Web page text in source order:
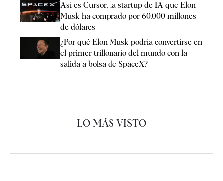
Así es Cursor, la startup de IA que Elon
Musk ha comprado por 60.000 millones
de dólares
¿Por qué Elon Musk podría convertirse en
el primer trillonario del mundo con la
salida a bolsa de SpaceX?
LO MÁS VISTO